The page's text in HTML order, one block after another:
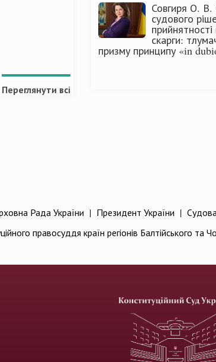
Переглянути всі
Совгиря О. В.
судового
прийнятності
скарги:
призму принципу «in
Рада України | Президент України |
правосуддя країн регіонів Балтійського та